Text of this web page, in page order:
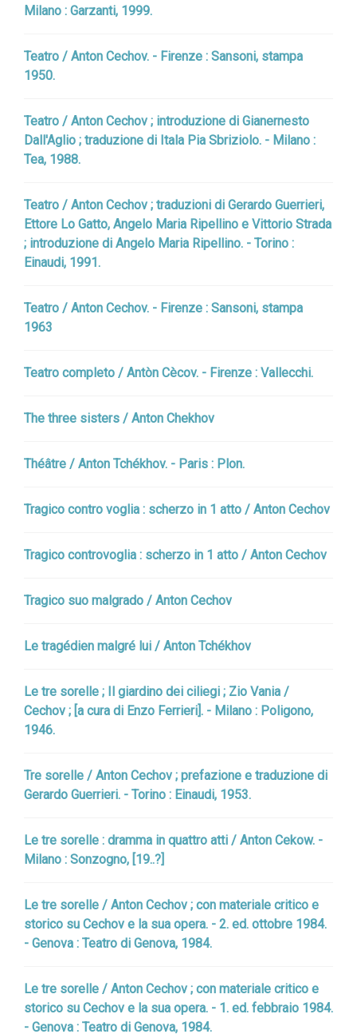
Milano : Garzanti, 1999.
Teatro / Anton Cechov. - Firenze : Sansoni, stampa
1950.
Teatro / Anton Cechov ; introduzione di Gianernesto
Dall'Aglio ; traduzione di Itala Pia Sbriziolo. - Milano :
Tea, 1988.
Teatro / Anton Cechov ; traduzioni di Gerardo Guerrieri,
Ettore Lo Gatto, Angelo Maria Ripellino e Vittorio Strada
; introduzione di Angelo Maria Ripellino. - Torino :
Einaudi, 1991.
Teatro / Anton Cechov. - Firenze : Sansoni, stampa
1963
Teatro completo / Antòn Cècov. - Firenze : Vallecchi.
The three sisters / Anton Chekhov
Théâtre / Anton Tchékhov. - Paris : Plon.
Tragico contro voglia : scherzo in 1 atto / Anton Cechov
Tragico controvoglia : scherzo in 1 atto / Anton Cechov
Tragico suo malgrado / Anton Cechov
Le tragédien malgré lui / Anton Tchékhov
Le tre sorelle ; Il giardino dei ciliegi ; Zio Vania /
Cechov ; [a cura di Enzo Ferrieri]. - Milano : Poligono,
1946.
Tre sorelle / Anton Cechov ; prefazione e traduzione di
Gerardo Guerrieri. - Torino : Einaudi, 1953.
Le tre sorelle : dramma in quattro atti / Anton Cekow. -
Milano : Sonzogno, [19..?]
Le tre sorelle / Anton Cechov ; con materiale critico e
storico su Cechov e la sua opera. - 2. ed. ottobre 1984.
- Genova : Teatro di Genova, 1984.
Le tre sorelle / Anton Cechov ; con materiale critico e
storico su Cechov e la sua opera. - 1. ed. febbraio 1984.
- Genova : Teatro di Genova, 1984.